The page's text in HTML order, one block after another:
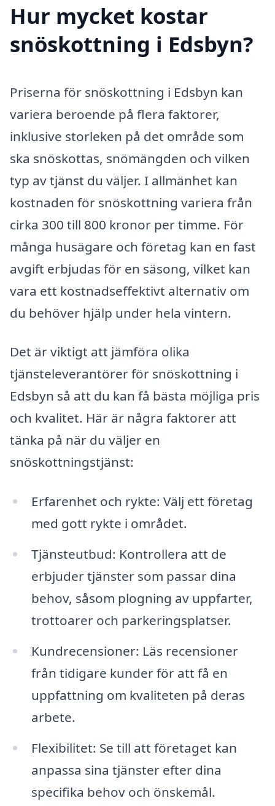
Hur mycket kostar
snöskottning i Edsbyn?
Priserna för snöskottning i Edsbyn kan
variera beroende på flera faktorer,
inklusive storleken på det område som
ska snöskottas, snömängden och vilken
typ av tjänst du väljer. I allmänhet kan
kostnaden för snöskottning variera från
cirka 300 till 800 kronor per timme. För
många husägare och företag kan en fast
avgift erbjudas för en säsong, vilket kan
vara ett kostnadseffektivt alternativ om
du behöver hjälp under hela vintern.
Det är viktigt att jämföra olika
tjänsteleverantörer för snöskottning i
Edsbyn så att du kan få bästa möjliga pris
och kvalitet. Här är några faktorer att
tänka på när du väljer en
snöskottningstjänst:
Erfarenhet och rykte: Välj ett företag
med gott rykte i området.
Tjänsteutbud: Kontrollera att de
erbjuder tjänster som passar dina
behov, såsom plogning av uppfarter,
trottoarer och parkeringsplatser.
Kundrecensioner: Läs recensioner
från tidigare kunder för att få en
uppfattning om kvaliteten på deras
arbete.
Flexibilitet: Se till att företaget kan
anpassa sina tjänster efter dina
specifika behov och önskemål.